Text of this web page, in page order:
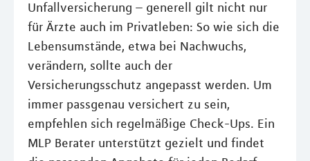
Unfallversicherung – generell gilt nicht nur
für Ärzte auch im Privatleben: So wie sich die
Lebensumstände, etwa bei Nachwuchs,
verändern, sollte auch der
Versicherungsschutz angepasst werden. Um
immer passgenau versichert zu sein,
empfehlen sich regelmäßige Check-Ups. Ein
MLP Berater unterstützt gezielt und findet